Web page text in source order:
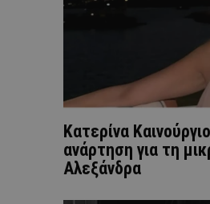
Κατερίνα
ανάρτηση για τη
Αλεξάνδρα